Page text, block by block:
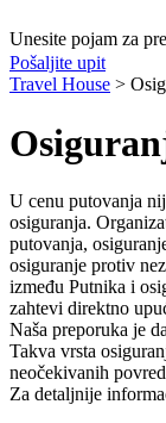
Unesite pojam za
Pošaljite upit
Travel House >
U cenu putovanja
osiguranja.
putovanja,
osiguranje protiv
između Putnika i
zahtevi direktno
Naša preporuka je
Takva vrsta
neočekivanih
Za detaljnije